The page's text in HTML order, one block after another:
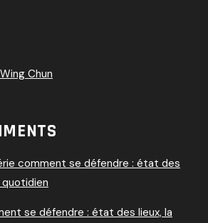
Chun
comment se défendre : état des
quotidien
se défendre : état des lieux, la